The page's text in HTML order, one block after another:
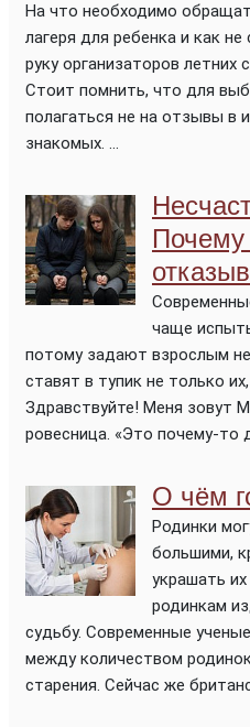
На что необходимо
лагеря для ребенка и как
руку организаторов летних
Стоит помнить, что для
полагаться не на отзывы в
знакомых. ...
Почему
чаще
потому задают взрослым
ставят в тупик не только
Здравствуйте! Меня зовут
ровесница. «Это почему-то
О чём
Родинки
большими,
украшать
родинкам
судьбу. Современные
между количеством
старения. Сейчас же